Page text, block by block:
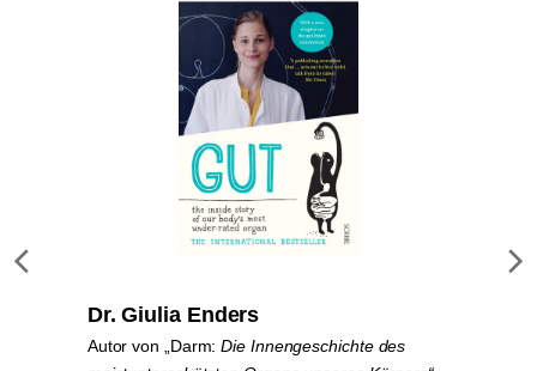
Dr. Giulia Enders
Autor von „Darm:Die Innengeschichte des